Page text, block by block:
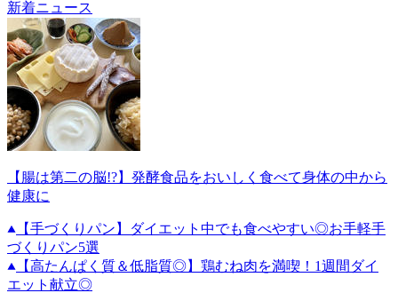
新着ニュース
【腸は第二の脳!?】発酵食品をおいしく食べて身体の中から
健康に
【手づくりパン】ダイエット中でも食べやすい◎お手軽手
づくりパン5選
【高たんぱく質＆低脂質◎】鶏むね肉を満喫！1週間ダイ
エット献立◎